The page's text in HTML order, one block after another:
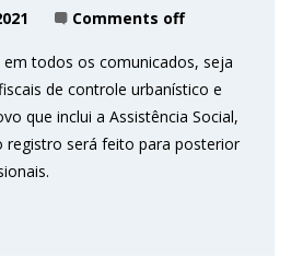
Comments off
em todos os comunicados, seja
de controle urbanístico e
que inclui a Assistência Social,
registro será feito para posterior